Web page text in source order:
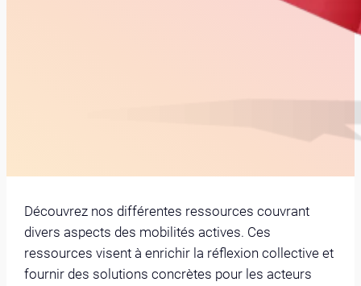
Découvrez nos différentes ressources couvrant
divers aspects des mobilités actives. Ces
ressources visent à enrichir la réflexion collective et
fournir des solutions concrètes pour les acteurs